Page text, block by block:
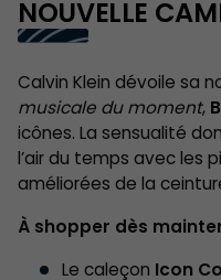
NOUVELLE
Calvin Klein dévoile sa
musicale du moment,
icônes. La sensualité
l’air du temps avec les
améliorées de la
À shopper dès
Le caleçon Icon